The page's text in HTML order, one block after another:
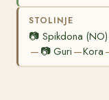
STOLINJE
📷 Spikdona (NO)
— 📷Guri —Kora